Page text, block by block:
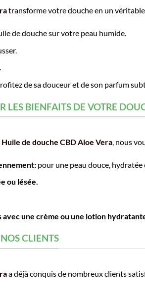
transforme votre douche en un
de douche sur votre peau humide.
de sa douceur et de son parfum
LES BIENFAITS DE VOTRE
Huile de douche CBD Aloe Vera, nous
pour une peau douce, hydratée
ou lésée.
une crème ou une lotion
CLIENTS
a déjà conquis de nombreux clients